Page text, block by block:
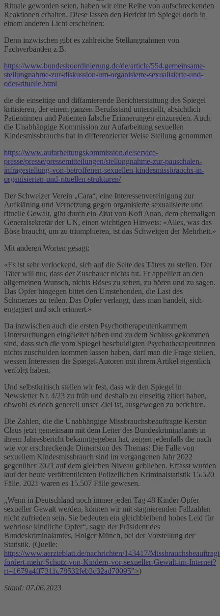
Rituale geworden seien, haben wir eine Reihe von aufschreckenden
Reaktionen erhalten. Diese lassen den Bericht im Spiegel doch in
einem anderen Licht erscheinen:
Denn inzwischen gibt es zahlreiche Stellungnahmen von
Fachverbänden z.B.
https://www.bundeskoordinierung.de/de/article/554.gemeinsame-
stellungnahme-zur-diskussion-um-organisierte-sexualisierte-und-
oder-rituelle.html
die die einseitige und diffamierende Berichterstattung des Spiegel
kritisieren, der einem ganzen Berufsstand unterstellt, absichtlich
Patientinnen und Patienten falsche Erinnerungen einzureden. Auch
die Unabhängige Kommission zur Aufarbeitung sexuellen
Kindesmissbrauchs hat in differenzierter Weise Stellung genommen
https://www.aufarbeitungskommission.de/service-
presse/presse/pressemitteilungen/stellungnahme-zur-pauschalen-
infragestellung-von-betroffenen-sexuellen-kindesmissbrauchs-in-
organisierten-und-rituellen-strukturen/
Der Schweizer Verein „Cara“, eine Interessenvereinigung zur
Aufklärung und Vernetzung gegen organisierte sexualisierte und
rituelle Gewalt, gibt durch ein Zitat von Kofi Anan, dem ehemaligen
Generalsekretär der UN, einen wichtigen Hinweis: «Alles, was das
Böse braucht, um zu triumphieren, ist das Schweigen der Mehrheit.»
Mit anderen Worten gesagt:
«Es ist sehr verlockend, sich auf die Seite des Täters zu stellen. Der
Täter will nur, dass der Zuschauer nichts tut. Er appelliert an den
allgemeinen Wunsch, nichts Böses zu sehen, zu hören und zu sagen.
Das Opfer hingegen bittet den Umstehenden, die Last des
Schmerzes zu teilen. Das Opfer verlangt, dass man handelt, sich
engagiert und sich erinnert.»
Da inzwischen auch die ersten Psychotherapeutenkammern
Untersuchungen eingeleitet haben und zu dem Schluss gekommen
sind, dass sich die vom Spiegel beschuldigten Psychotherapeutinnen
nichts zuschulden kommen lassen haben, darf man die Frage stellen,
wessen Interessen die Spiegel-Autoren mit ihrem Artikel eigentlich
verfolgt haben.
Und selbstkritisch stellen wir fest, dass wir den Spiegel in
Newsletter Nr. 4/23 zu früh und deshalb zu einseitig zitiert haben,
obwohl es doch generell unser Ziel ist, ausgewogen zu berichten.
Die Zahlen, die die Unabhängige Missbrauchsbeauftragte Kerstin
Claus jetzt gemeinsam mit dem Leiter des Bundeskriminalamts in
ihrem Jahresbericht bekanntgegeben hat, zeigen jedenfalls die nach
wie vor erschreckende Dimension des Themas: Die Fälle von
sexuellem Kindesmissbrauch sind im vergangenen Jahr 2022
gegenüber 2021 auf dem gleichen Niveau geblieben. Erfasst wurden
laut der heute veröffentlichten Polizeilichen Kriminalstatistik 15.520
Fälle. 2021 waren es 15.507 Fälle gewesen.
„Wenn in Deutschland noch immer jeden Tag 48 Kinder Opfer
sexueller Gewalt werden, können wir mit stagnierenden Fallzahlen
nicht zufrieden sein. Sie bedeuten ein gleichbleibend hohes Leid für
wehrlose kindliche Opfer“, sagte der Präsident des
Bundeskriminalamtes, Holger Münch, bei der Vorstellung der
Statistik. (Quelle:
https://www.aerzteblatt.de/nachrichten/143417/
fordert-mehr-Schutz-von-Kindern-vor-sexueller-Gewalt-im-Internet?
rt=1679a4ff7311c78532feb3c32ad70095">)
Stand: 07.06.2023